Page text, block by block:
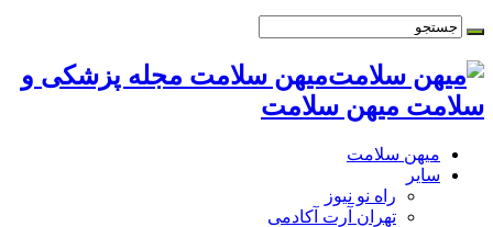
میهن سلامت مجله پزشکی و
سلامت میهن سلامت
میهن سلامت
سایر
راه نو نیوز
تهران آرت آکادمی